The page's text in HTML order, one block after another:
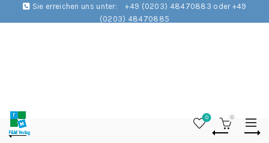
Sie erreichen uns unter:
+49 (0203) 48470883 oder +49
(0203) 48470885
0 0